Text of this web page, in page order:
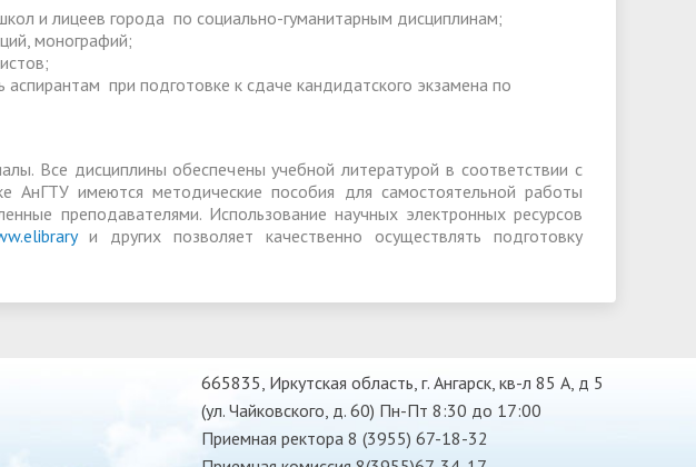
и лицеев города по социально-гуманитарным дисциплинам;
монографий;
при подготовке к сдаче кандидатского экзамена по
Все дисциплины обеспечены учебной литературой в соответствии с
АнГТУ имеются методические пособия для самостоятельной работы
преподавателями. Использование научных электронных ресурсов
и других позволяет качественно осуществлять подготовку
665835, Иркутская область, г. Ангарск, кв-л 85 А, д 5
(ул. Чайковского, д. 60) Пн-Пт 8:30 до 17:00
Приемная ректора 8 (3955) 67-18-32